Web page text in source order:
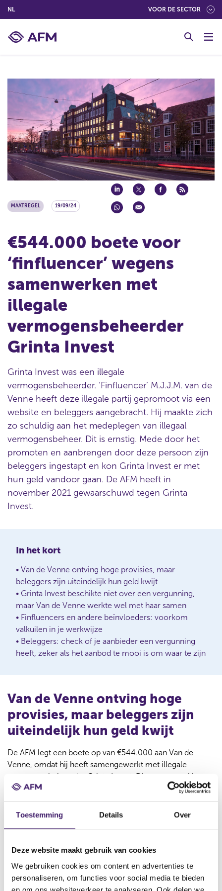
Toestemming Details Over
Deze website maakt gebruik van cookies
We gebruiken cookies om content en advertenties te
personaliseren, om functies voor social media te bieden
NL(NEDERLANDS (NEDERLAND)) VOOR DE SECTOR
MAATREGEL 19/09/24
€544.000 boete voor
‘finfluencer’ wegens
samenwerken met
illegale
vermogensbeheerder
Grinta Invest
Grinta Invest was een illegale
vermogensbeheerder. ‘Finfluencer’ M.J.J.M. van de
Venne heeft deze illegale partij gepromoot via een
website en beleggers aangebracht. Hij maakte zich
zo schuldig aan het medeplegen van illegaal
vermogensbeheer. Dit is ernstig. Mede door het
promoten en aanbrengen door deze persoon zijn
beleggers ingestapt en kon Grinta Invest er met
hun geld vandoor gaan. De AFM heeft in
november 2021 gewaarschuwd tegen Grinta
Invest.
In het kort
• Van de Venne ontving hoge provisies, maar
beleggers zijn uiteindelijk hun geld kwijt
• Grinta Invest beschikte niet over een vergunning,
maar Van de Venne werkte wel met haar samen
• Finfluencers en andere beïnvloeders: voorkom
valkuilen in je werkwijze
• Beleggers: check of je aanbieder een vergunning
heeft, zeker als het aanbod te mooi is om waar te zijn
Van de Venne ontving hoge
provisies, maar beleggers zijn
uiteindelijk hun geld kwijt
De AFM legt een boete op van €544.000 aan Van de
Venne, omdat hij heeft samengewerkt met illegale
vermogensbeheerder Grinta Invest. Die samenwerking
had tot doel om Grinta Invest te promoten en beleggers
aan te brengen. Van de Venne fungeerde ook als
contactpersoon en begeleidde beleggers bij het
provisies ontvangen, waaronder 10% van het door
van de boete bepaald.